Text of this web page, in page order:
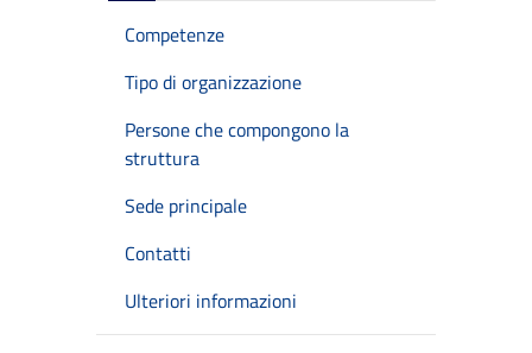
Competenze
Tipo di organizzazione
Persone che compongono la
struttura
Sede principale
Contatti
Ulteriori informazioni